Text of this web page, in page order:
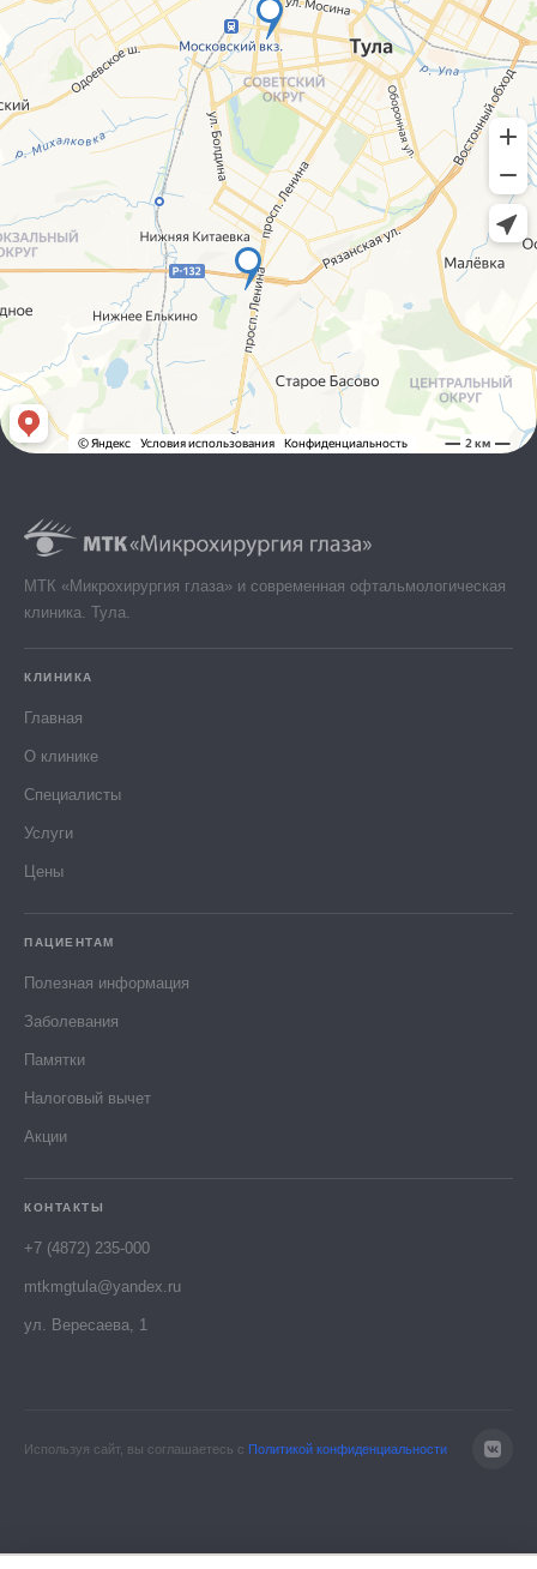
МТК «Микрохирургия глаза» и современная офтальмологическая
клиника. Тула.
КЛИНИКА
Главная
О клинике
Специалисты
Услуги
Цены
ПАЦИЕНТАМ
Полезная информация
Заболевания
Памятки
Налоговый вычет
Акции
КОНТАКТЫ
+7 (4872) 235-000
mtkmgtula@yandex.ru
ул. Вересаева, 1
Используя сайт, вы соглашаетесь с Политикой конфиденциальности